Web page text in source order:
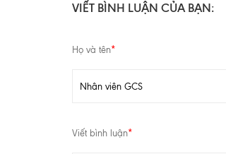
VIẾT BÌNH LUẬN CỦA BẠN:
Họ và tên*
Viết bình luận*